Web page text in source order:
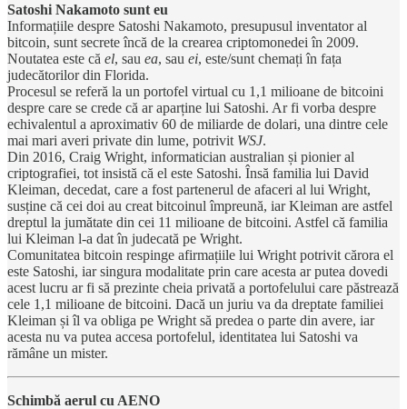
Satoshi Nakamoto sunt eu
Informațiile despre Satoshi Nakamoto, presupusul inventator al
bitcoin, sunt secrete încă de la crearea criptomonedei în 2009.
Noutatea este că el, sau ea, sau ei, este/sunt chemați în fața
judecătorilor din Florida.
Procesul se referă la un portofel virtual cu 1,1 milioane de bitcoini
despre care se crede că ar aparține lui Satoshi. Ar fi vorba despre
echivalentul a aproximativ 60 de miliarde de dolari, una dintre cele
mai mari averi private din lume, potrivit WSJ.
Din 2016, Craig Wright, informatician australian și pionier al
criptografiei, tot insistă că el este Satoshi. Însă familia lui David
Kleiman, decedat, care a fost partenerul de afaceri al lui Wright,
susține că cei doi au creat bitcoinul împreună, iar Kleiman are astfel
dreptul la jumătate din cei 11 milioane de bitcoini. Astfel că familia
lui Kleiman l-a dat în judecată pe Wright.
Comunitatea bitcoin respinge afirmațiile lui Wright potrivit cărora el
este Satoshi, iar singura modalitate prin care acesta ar putea dovedi
acest lucru ar fi să prezinte cheia privată a portofelului care păstrează
cele 1,1 milioane de bitcoini. Dacă un juriu va da dreptate familiei
Kleiman și îl va obliga pe Wright să predea o parte din avere, iar
acesta nu va putea accesa portofelul, identitatea lui Satoshi va
rămâne un mister.
Schimbă aerul cu AENO